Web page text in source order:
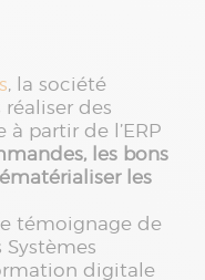
, la société
des
partir de l’ERP
les bons
les
témoignage de
Systèmes
digitale